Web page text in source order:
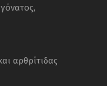
αρθρίτιδας